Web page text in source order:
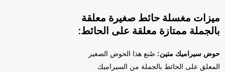
ميزات مغسلة حائط صغيرة معلقة
بالجملة ممتازة معلقة على الحائط:
حوض سيراميك متين: صُنع هذا الحوض الصغير
المعلق على الحائط بالجملة من السيراميك